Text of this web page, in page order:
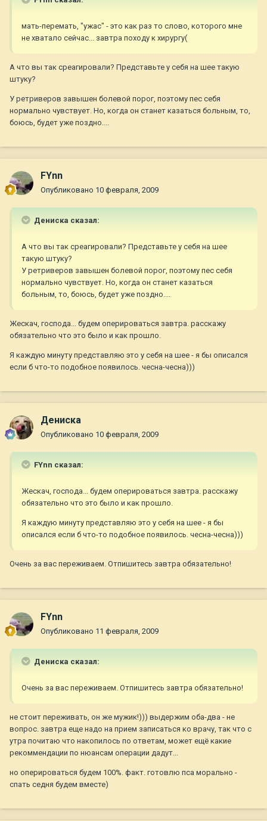
мать-перемать, "ужас" - это как раз то слово, которого мне
не хватало сейчас... завтра походу к хирургу(
А что вы так среагировали? Представьте у себя на шее такую
штуку?
У ретриверов завышен болевой порог, поэтому пес себя
нормально чувствует. Но, когда он станет казаться больным, то,
боюсь, будет уже поздно....
FYnn
Опубликовано 10 февраля, 2009
Дениска сказал:
А что вы так среагировали? Представьте у себя на шее
такую штуку?
У ретриверов завышен болевой порог, поэтому пес себя
нормально чувствует. Но, когда он станет казаться
больным, то, боюсь, будет уже поздно....
Жескач, господа... будем оперироваться завтра. расскажу
обязательно что это было и как прошло.
Я каждую минуту представляю это у себя на шее - я бы описался
если б что-то подобное появилось. чесна-чесна)))
Дениска
Опубликовано 10 февраля, 2009
FYnn сказал:
Жескач, господа... будем оперироваться завтра. расскажу
обязательно что это было и как прошло.
Я каждую минуту представляю это у себя на шее - я бы
описался если б что-то подобное появилось. чесна-чесна)))
Очень за вас переживаем. Отпишитесь завтра обязательно!
FYnn
Опубликовано 11 февраля, 2009
Дениска сказал:
Очень за вас переживаем. Отпишитесь завтра обязательно!
не стоит переживать, он же мужик!))) выдержим оба-два - не
вопрос. завтра еще надо на прием записаться ко врачу, так что с
утра почитаю что накопилось по ответам, может ещё какие
рекоммендации по нюансам операции дадут...
но оперироваться будем 100%. факт. готовлю пса морально -
спать седня будем вместе)